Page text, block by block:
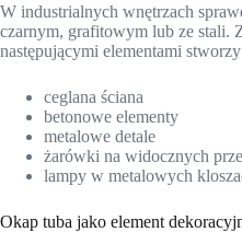
W industrialnych wnętrzach
czarnym, grafitowym lub ze stali.
następującymi elementami
ceglana ściana
betonowe elementy
metalowe detale
żarówki na widocznych
lampy w metalowych
Okap tuba jako element